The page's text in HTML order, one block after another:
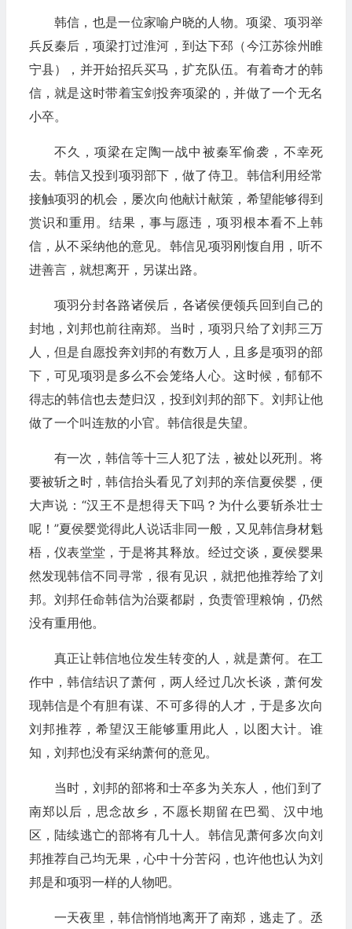
韩信，也是一位家喻户晓的人物。项梁、项羽举
兵反秦后，项梁打过淮河，到达下邳（今江苏徐州睢
宁县），并开始招兵买马，扩充队伍。有着奇才的韩
信，就是这时带着宝剑投奔项梁的，并做了一个无名
小卒。
不久，项梁在定陶一战中被秦军偷袭，不幸死
去。韩信又投到项羽部下，做了侍卫。韩信利用经常
接触项羽的机会，屡次向他献计献策，希望能够得到
赏识和重用。结果，事与愿违，项羽根本看不上韩
信，从不采纳他的意见。韩信见项羽刚愎自用，听不
进善言，就想离开，另谋出路。
项羽分封各路诸侯后，各诸侯便领兵回到自己的
封地，刘邦也前往南郑。当时，项羽只给了刘邦三万
人，但是自愿投奔刘邦的有数万人，且多是项羽的部
下，可见项羽是多么不会笼络人心。这时候，郁郁不
得志的韩信也去楚归汉，投到刘邦的部下。刘邦让他
做了一个叫连敖的小官。韩信很是失望。
有一次，韩信等十三人犯了法，被处以死刑。将
要被斩之时，韩信抬头看见了刘邦的亲信夏侯婴，便
大声说：“汉王不是想得天下吗？为什么要斩杀壮士
呢！”夏侯婴觉得此人说话非同一般，又见韩信身材魁
梧，仪表堂堂，于是将其释放。经过交谈，夏侯婴果
然发现韩信不同寻常，很有见识，就把他推荐给了刘
邦。刘邦任命韩信为治粟都尉，负责管理粮饷，仍然
没有重用他。
真正让韩信地位发生转变的人，就是萧何。在工
作中，韩信结识了萧何，两人经过几次长谈，萧何发
现韩信是个有胆有谋、不可多得的人才，于是多次向
刘邦推荐，希望汉王能够重用此人，以图大计。谁
知，刘邦也没有采纳萧何的意见。
当时，刘邦的部将和士卒多为关东人，他们到了
南郑以后，思念故乡，不愿长期留在巴蜀、汉中地
区，陆续逃亡的部将有几十人。韩信见萧何多次向刘
邦推荐自己均无果，心中十分苦闷，也许他也认为刘
邦是和项羽一样的人物吧。
一天夜里，韩信悄悄地离开了南郑，逃走了。丞